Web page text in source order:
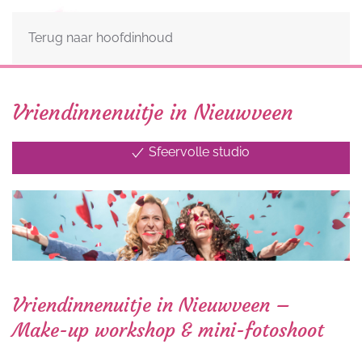
Terug naar hoofdinhoud
Vriendinnenuitje in Nieuwveen
Sfeervolle studio
Optie voor een mini fotoshoot
Centraal gelegen & goed bereikbaar
Vriendinnenuitje in Nieuwveen –
Make-up workshop & mini-fotoshoot